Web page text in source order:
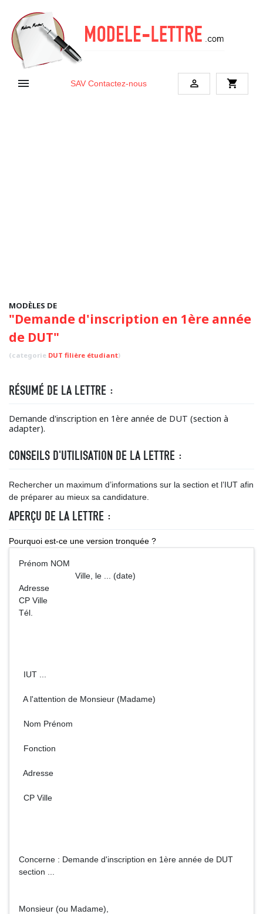
 SAV Contactez-nous  shopping_cart
MODÈLES DE
"Demande d'inscription en 1ère année
de DUT"
(categorie DUT filière étudiant)
RÉSUMÉ DE LA LETTRE :
Demande d'inscription en 1ère année de DUT (section à
adapter).
CONSEILS D'UTILISATION DE LA LETTRE :
Rechercher un maximum d’informations sur la section et l’IUT afin
de préparer au mieux sa candidature.
APERÇU DE LA LETTRE :
Pourquoi est-ce une version tronquée ?
Prénom NOM
Ville, le ... (date)
Adresse
CP Ville
Tél.
IUT ...
A l'attention de Monsieur (Madame)
Nom Prénom
Fonction
Adresse
CP Ville
Concerne : Demande d'inscription en 1ère année de DUT
section ...
Monsieur (ou Madame),